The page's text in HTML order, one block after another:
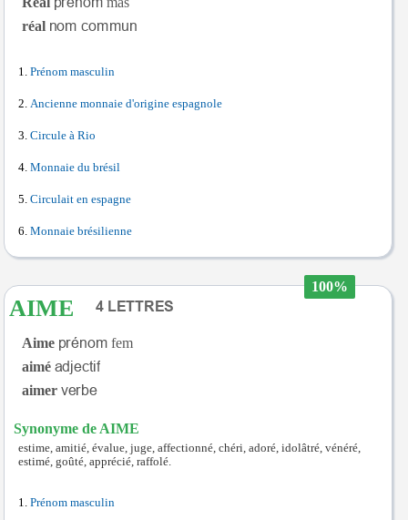
réal
Prénom masculin
Ancienne monnaie d'origine espagnole
Circule à Rio
Monnaie du brésil
Circulait en espagne
Monnaie brésilienne
100%
AIME
Aime
fem
aimé
aimer
Synonyme de AIME
estime, amitié, évalue, juge, affectionné, chéri, adoré, idolâtré, vénéré,
estimé, goûté, apprécié, raffolé.
Prénom masculin